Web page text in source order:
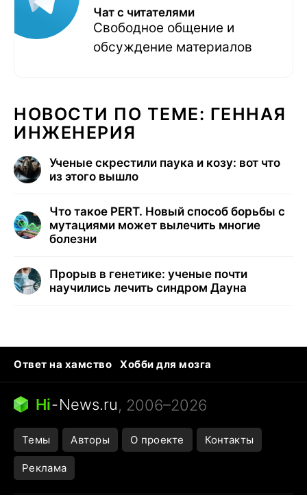
Чат с читателями
Свободное общение и
обсуждение материалов
НОВОСТИ ПО ТЕМЕ: ГЕННАЯ
ИНЖЕНЕРИЯ
Ученые скрестили паука и козу: вот что
из этого вышло
Что такое PERT. Новый способ борьбы с
мутациями может вылечить многие
болезни
Прорыв в генетике: ученые почти
научились лечить синдром Дауна
Ответ на хамство
Хобби для мозга
Бензин 100 и 95
Тунцы в океанариуме
Следующая пандемия
Hi-News.ru, 2006–2026
Темы Авторы О проекте Контакты
Реклама